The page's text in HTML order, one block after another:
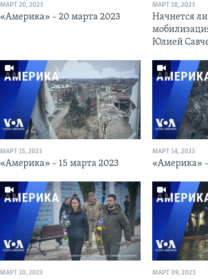
МАРТ 20, 2023
«Америка» – 20 марта 2023
МАРТ 18, 2023
Начнется
Юлией
МАРТ 15, 2023
«Америка» – 15 марта 2023
МАРТ 14, 2023
«Америка»
МАРТ 10, 2023 МАРТ 09, 2023